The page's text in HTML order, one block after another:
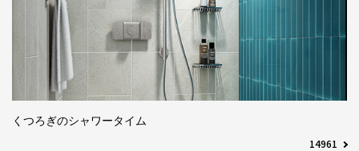
くつろぎのシャワータイム
14961